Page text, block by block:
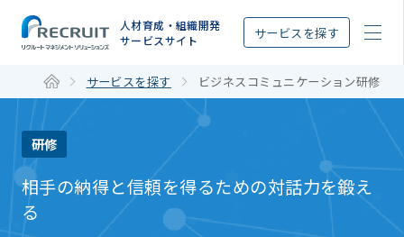
人材育成・組織開発
サービスサイト
サービスを探す
サービスを探す ビジネスコミュニケーション研修
研修
相手の納得と信頼を得るための対話力を鍛え
る